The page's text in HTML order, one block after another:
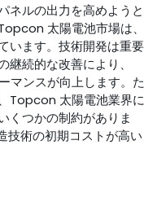
ネルの出力を高めようと
太陽電池市場は、
います。技術開発は重要
続的な改善により、
マンスが向上します。た
Topcon 太陽電池業界に
くつかの制約がありま
技術の初期コストが高い